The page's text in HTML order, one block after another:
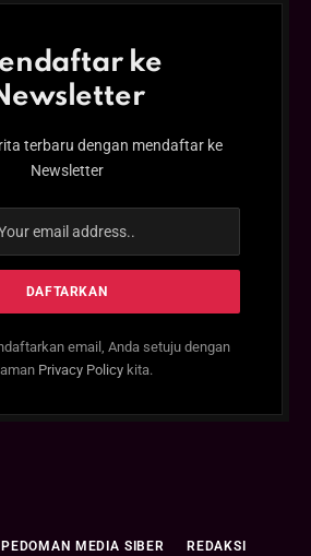
ke
terbaru dengan mendaftar ke
Newsletter
email, Anda setuju dengan
Privacy Policykita.
PEDOMAN MEDIA SIBER REDAKSI